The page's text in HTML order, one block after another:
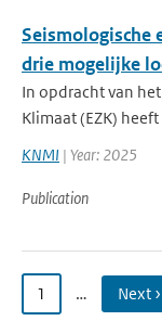
Seismologische
drie mogelijke
In opdracht van
Klimaat (EZK)
KNMI | Year: 2025
Publication
1 … Next ›